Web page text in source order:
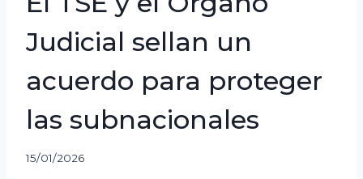
Judicial sellan un
acuerdo para proteger
las subnacionales
15/01/2026